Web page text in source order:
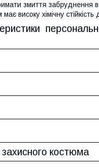
змиття забруднення
високу хімічну
костюма